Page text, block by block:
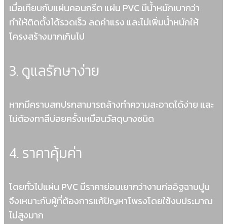
เมื่อเทียบกับแผ่นคอนกรีต แผ่น PVC มีน้ำหนักเบากว่า
ทำให้ติดตั้งได้รวดเร็ว ลดค่าแรง และไม่เพิ่มน้ำหนักให้
โครงสร้างมากเกินไป
3. ดูแลรักษาง่าย
หากมีคราบสกปรกสามารถล้างทำความสะอาดได้ง่าย และ
ไม่ต้องทาสีบ่อยครั้งเหมือนวัสดุบางชนิด
4. ราคาคุ้มค่า
โดยทั่วไปแผ่น PVC มีราคาย่อมเยากว่างานก่ออิฐฉาบปูน
จึงเหมาะกับผู้ที่ต้องการแก้ปัญหาโพรงโดยใช้งบประมาณ
ไม่สูงมาก